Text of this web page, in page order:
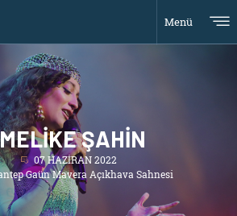
Menü
MELİKE ŞAHİN
07 HAZİRAN 2022
Gaün Mavera Açıkhava Sahnesi